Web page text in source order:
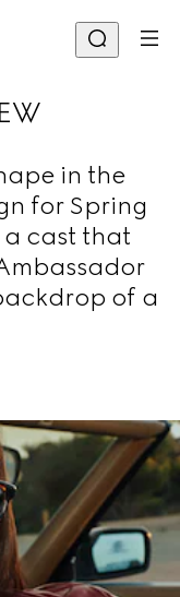
in the
for Spring
a cast that
of a